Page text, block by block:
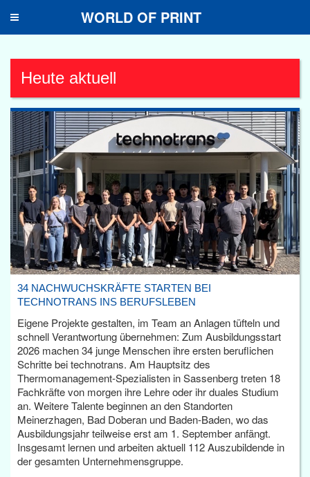
Toggle
WORLD OF PRINT
Heute aktuell
34 NACHWUCHSKRÄFTE STARTEN BEI
TECHNOTRANS INS BERUFSLEBEN
Eigene Projekte gestalten, im Team an Anlagen tüfteln und
schnell Verantwortung übernehmen: Zum Ausbildungsstart
2026 machen 34 junge Menschen ihre ersten beruflichen
Schritte bei technotrans. Am Hauptsitz des
Thermomanagement-Spezialisten in Sassenberg treten 18
Fachkräfte von morgen ihre Lehre oder ihr duales Studium
an. Weitere Talente beginnen an den Standorten
Meinerzhagen, Bad Doberan und Baden-Baden, wo das
Ausbildungsjahr teilweise erst am 1. September anfängt.
Insgesamt lernen und arbeiten aktuell 112 Auszubildende in
der gesamten Unternehmensgruppe.